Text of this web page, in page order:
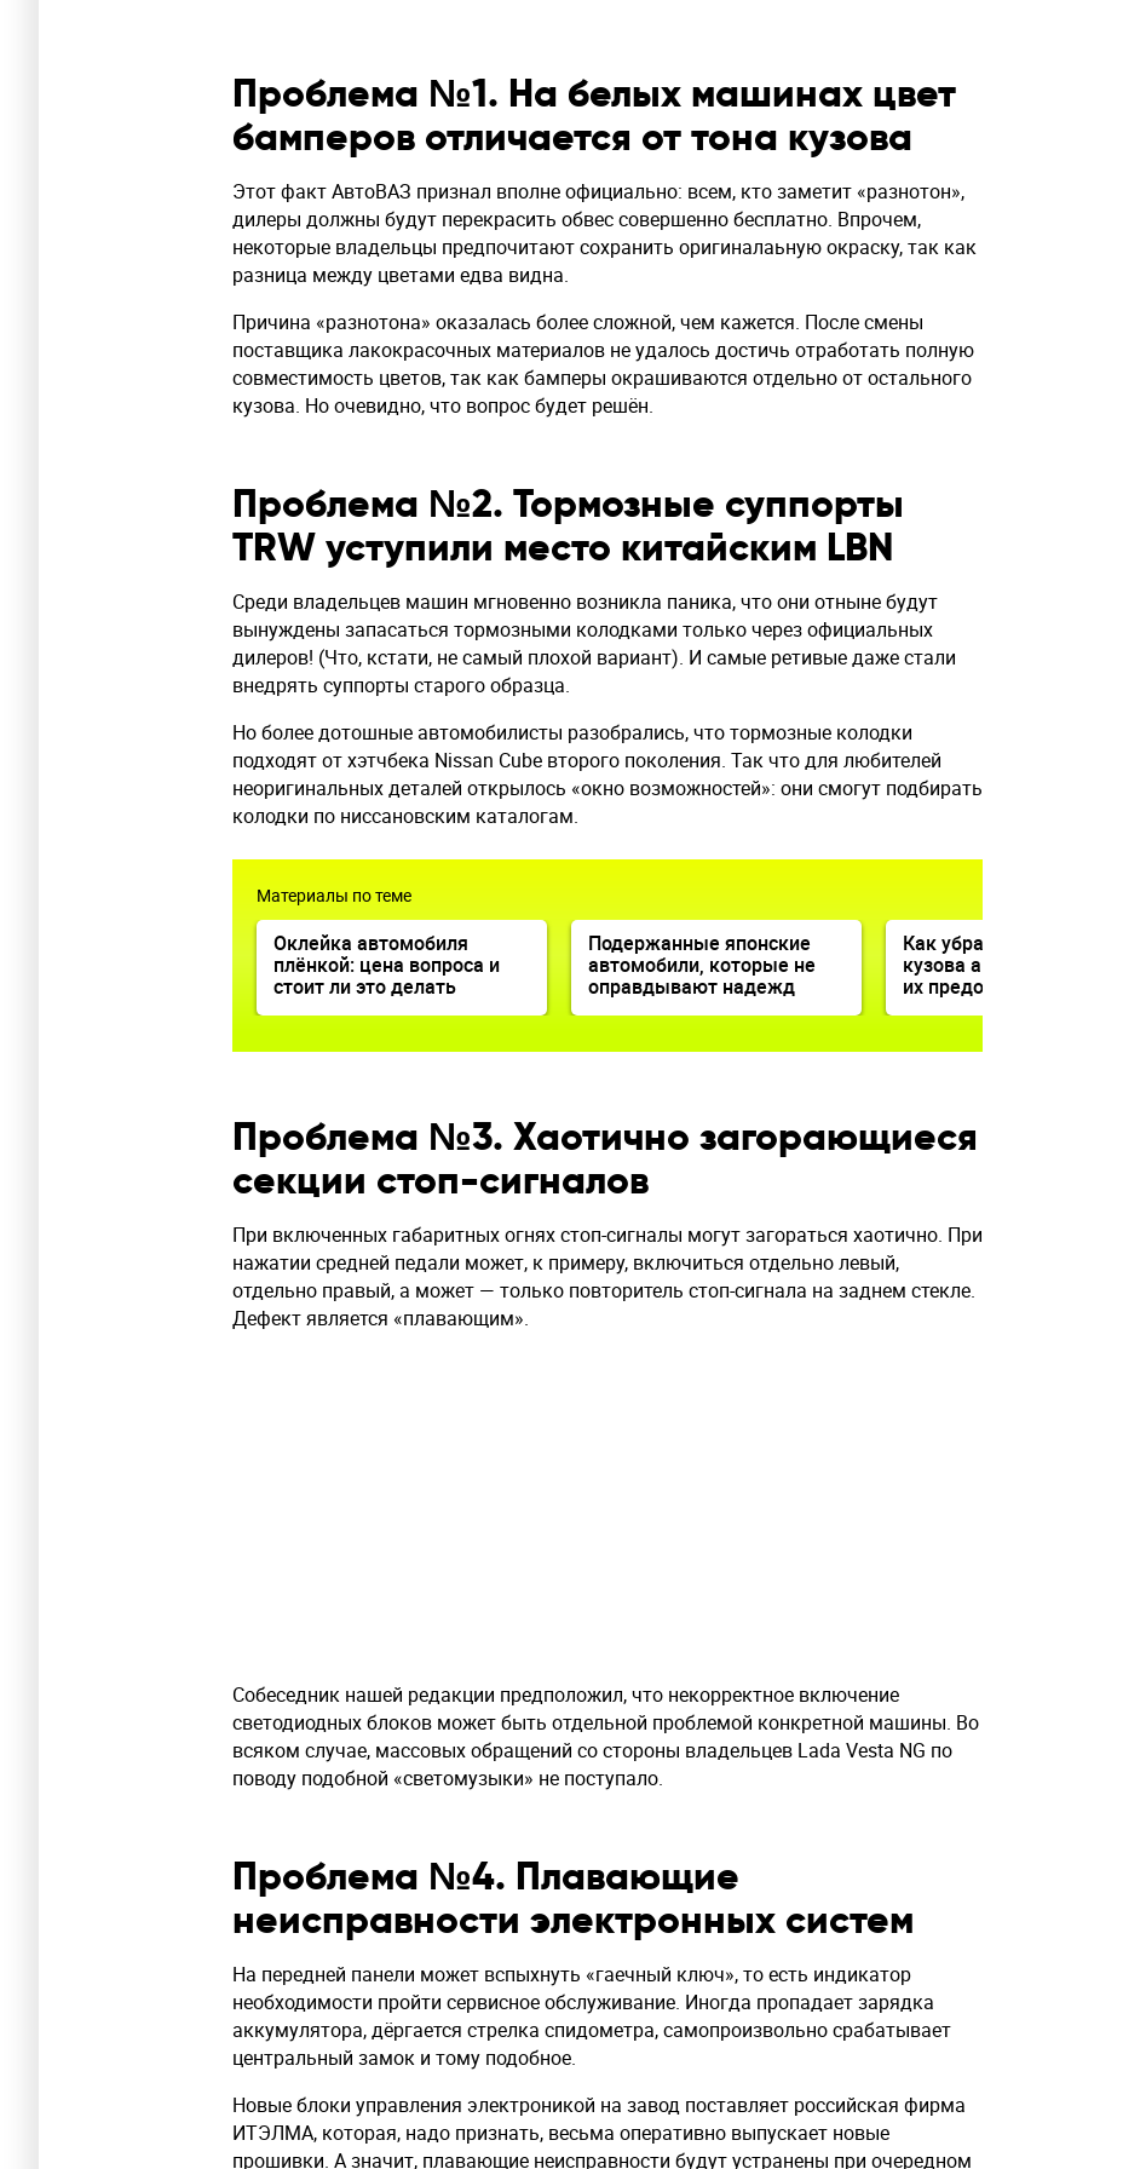
Проблема №1. На белых машинах цвет
бамперов отличается от тона кузова
Этот факт АвтоВАЗ признал вполне официально: всем, кто заметит «разнотон»,
дилеры должны будут перекрасить обвес совершенно бесплатно. Впрочем,
некоторые владельцы предпочитают сохранить оригиналаьную окраску, так как
разница между цветами едва видна.
Причина «разнотона» оказалась более сложной, чем кажется. После смены
поставщика лакокрасочных материалов не удалось достичь отработать полную
совместимость цветов, так как бамперы окрашиваются отдельно от остального
кузова. Но очевидно, что вопрос будет решён.
Проблема №2. Тормозные суппорты
TRW уступили место китайским LBN
Среди владельцев машин мгновенно возникла паника, что они отныне будут
вынуждены запасаться тормозными колодками только через официальных
дилеров! (Что, кстати, не самый плохой вариант). И самые ретивые даже стали
внедрять суппорты старого образца.
Но более дотошные автомобилисты разобрались, что тормозные колодки
подходят от хэтчбека Nissan Cube второго поколения. Так что для любителей
неоригинальных деталей открылось «окно возможностей»: они смогут подбирать
колодки по ниссановским каталогам.
Материалы по теме
Оклейка автомобиля
плёнкой: цена вопроса и
стоит ли это делать
Подержанные японские
автомобили, которые не
оправдывают надежд
Как убрать «рыжики» с
кузова автомобиля и как
их предотвратить
Проблема №3. Хаотично загорающиеся
секции стоп-сигналов
При включенных габаритных огнях стоп-сигналы могут загораться хаотично. При
нажатии средней педали может, к примеру, включиться отдельно левый,
отдельно правый, а может — только повторитель стоп-сигнала на заднем стекле.
Дефект является «плавающим».
Собеседник нашей редакции предположил, что некорректное включение
светодиодных блоков может быть отдельной проблемой конкретной машины. Во
всяком случае, массовых обращений со стороны владельцев Lada Vesta NG по
поводу подобной «светомузыки» не поступало.
Проблема №4. Плавающие
неисправности электронных систем
На передней панели может вспыхнуть «гаечный ключ», то есть индикатор
необходимости пройти сервисное обслуживание. Иногда пропадает зарядка
аккумулятора, дёргается стрелка спидометра, самопроизвольно срабатывает
центральный замок и тому подобное.
Новые блоки управления электроникой на завод поставляет российская фирма
ИТЭЛМА, которая, надо признать, весьма оперативно выпускает новые
прошивки. А значит, плавающие неисправности будут устранены при очередном